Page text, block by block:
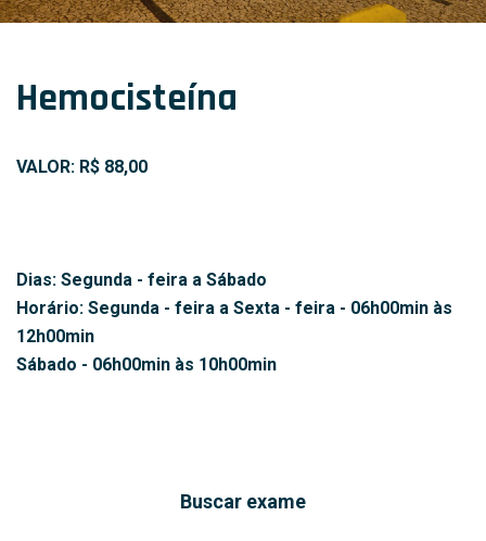
Hemocisteína
VALOR: R$ 88,00
Dias: Segunda - feira a Sábado
Horário: Segunda - feira a Sexta - feira - 06h00min às
12h00min
Sábado - 06h00min às 10h00min
Buscar exame